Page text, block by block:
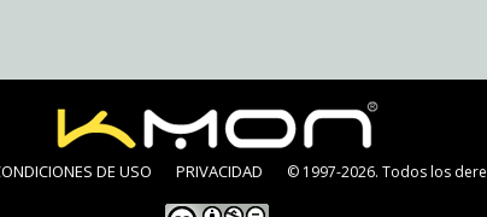
DE USO PRIVACIDAD © 1997-2026. Todos los